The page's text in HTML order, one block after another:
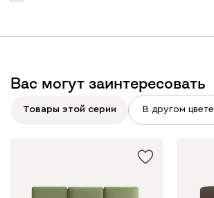
Вас могут заинтересовать
Товары этой серии В другом цвете